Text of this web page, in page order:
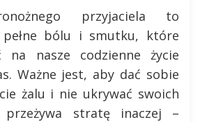
przyjaciela to
pełne bólu i smutku, które
na nasze codzienne życie
Ważne jest, aby dać sobie
żalu i nie ukrywać swoich
przeżywa stratę inaczej –